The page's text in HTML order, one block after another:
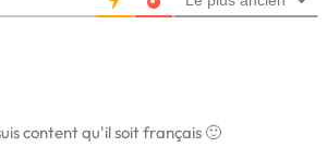
content qu'il soit français 🙂